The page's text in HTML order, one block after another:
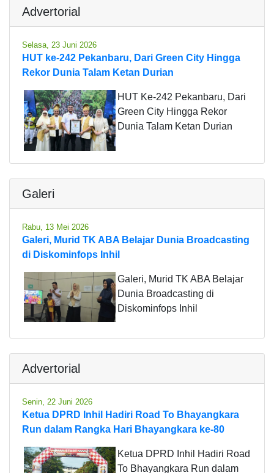
Advertorial
Selasa, 23 Juni 2026
HUT ke-242 Pekanbaru, Dari Green City Hingga
Rekor Dunia Talam Ketan Durian
HUT Ke-242 Pekanbaru, Dari
Green City Hingga Rekor
Dunia Talam Ketan Durian
Galeri
Rabu, 13 Mei 2026
Galeri, Murid TK ABA Belajar Dunia Broadcasting
di Diskominfops Inhil
Galeri, Murid TK ABA Belajar
Dunia Broadcasting di
Diskominfops Inhil
Advertorial
Senin, 22 Juni 2026
Ketua DPRD Inhil Hadiri Road To Bhayangkara
Run dalam Rangka Hari Bhayangkara ke-80
Ketua DPRD Inhil Hadiri Road
To Bhayangkara Run dalam